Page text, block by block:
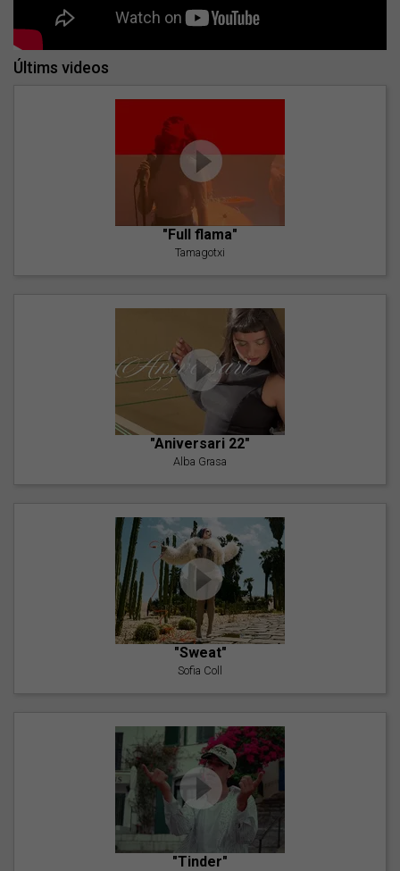
Últims videos
"Full flama"
Tamagotxi
"Aniversari 22"
Alba Grasa
"Sweat"
Sofia Coll
"Tinder"